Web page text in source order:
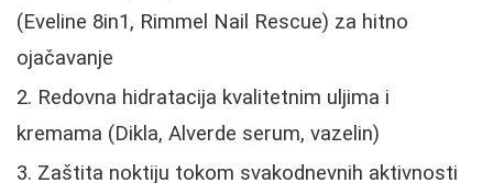
(Eveline 8in1, Rimmel Nail Rescue) za hitno
ojačavanje
Redovna hidratacija kvalitetnim uljima i
kremama (Dikla, Alverde serum, vazelin)
Zaštita noktiju tokom svakodnevnih aktivnosti